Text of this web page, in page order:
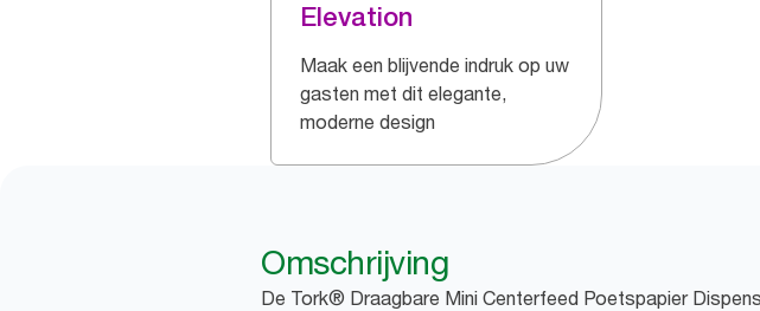
Elevation
Maak een blijvende indruk op uw
gasten met dit elegante,
moderne design
Omschrijving
De Tork® Draagbare Mini Centerfeed Poetspapier